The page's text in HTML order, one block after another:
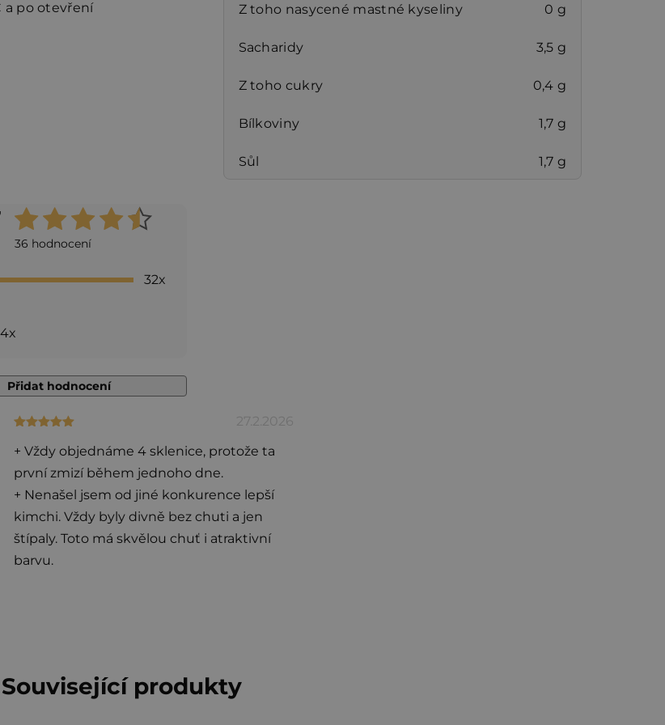
a po otevření
Z toho nasycené mastné kyseliny 0 g
Sacharidy 3,5 g
Z toho cukry 0,4 g
Bílkoviny 1,7 g
Sůl 1,7 g
Průměrné
hodnocení
z 5
36 hodnocení
32x
4x
Přidat hodnocení
Hodnocení produktu je 5 z 5 hvězdiček.
27.2.2026
+ Vždy objednáme 4 sklenice, protože ta
první zmizí během jednoho dne.
+ Nenašel jsem od jiné konkurence lepší
kimchi. Vždy byly divně bez chuti a jen
štípaly. Toto má skvělou chuť i atraktivní
barvu.
Související produkty